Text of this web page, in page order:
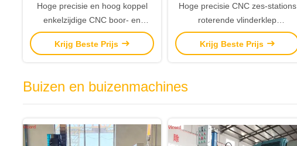
Hoge precisie en hoog koppel
enkelzijdige CNC boor- en
freesmachine voor kleppen
Krijg Beste Prijs
Hoge precisie CNC zes-stations
roterende vlinderklep
bewerkingsmachine
Krijg Beste Prijs
Buizen en buizenmachines